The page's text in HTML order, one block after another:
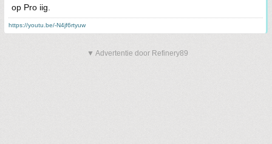
op Pro iig.
https://youtu.be/-N4jf6rtyuw
▼ Advertentie door Refinery89